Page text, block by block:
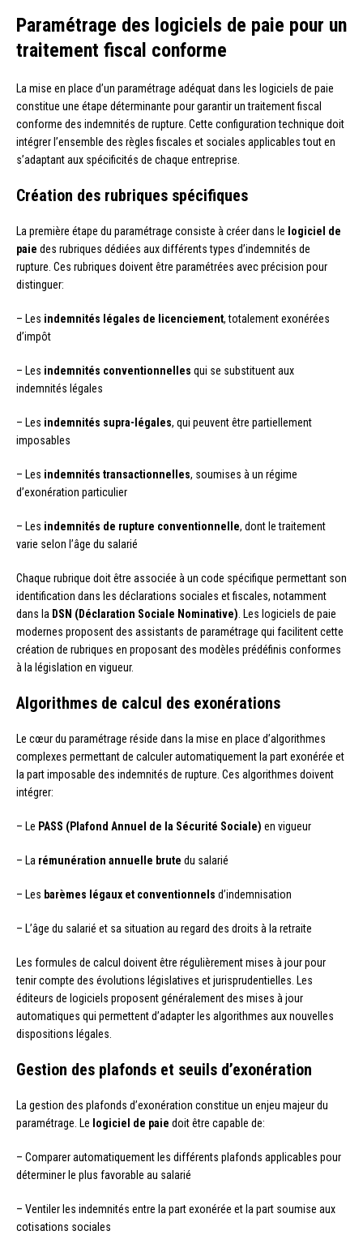
Paramétrage des logiciels de paie pour un
traitement fiscal conforme
La mise en place d’un paramétrage adéquat dans les logiciels de paie
constitue une étape déterminante pour garantir un traitement fiscal
conforme des indemnités de rupture. Cette configuration technique doit
intégrer l’ensemble des règles fiscales et sociales applicables tout en
s’adaptant aux spécificités de chaque entreprise.
Création des rubriques spécifiques
La première étape du paramétrage consiste à créer dans le logiciel de
paie des rubriques dédiées aux différents types d’indemnités de
rupture. Ces rubriques doivent être paramétrées avec précision pour
distinguer:
– Les indemnités légales de licenciement, totalement exonérées
d’impôt
– Les indemnités conventionnelles qui se substituent aux
indemnités légales
– Les indemnités supra-légales, qui peuvent être partiellement
imposables
– Les indemnités transactionnelles, soumises à un régime
d’exonération particulier
– Les indemnités de rupture conventionnelle, dont le traitement
varie selon l’âge du salarié
Chaque rubrique doit être associée à un code spécifique permettant son
identification dans les déclarations sociales et fiscales, notamment
dans la DSN (Déclaration Sociale Nominative) . Les logiciels de paie
modernes proposent des assistants de paramétrage qui facilitent cette
création de rubriques en proposant des modèles prédéfinis conformes
à la législation en vigueur.
Algorithmes de calcul des exonérations
Le cœur du paramétrage réside dans la mise en place d’algorithmes
complexes permettant de calculer automatiquement la part exonérée et
la part imposable des indemnités de rupture. Ces algorithmes doivent
intégrer:
– Le PASS (Plafond Annuel de la Sécurité Sociale) en vigueur
– La rémunération annuelle brute du salarié
– Les barèmes légaux et conventionnels d’indemnisation
– L’âge du salarié et sa situation au regard des droits à la retraite
Les formules de calcul doivent être régulièrement mises à jour pour
tenir compte des évolutions législatives et jurisprudentielles. Les
éditeurs de logiciels proposent généralement des mises à jour
automatiques qui permettent d’adapter les algorithmes aux nouvelles
dispositions légales.
Gestion des plafonds et seuils d’exonération
La gestion des plafonds d’exonération constitue un enjeu majeur du
paramétrage. Le logiciel de paie doit être capable de:
– Comparer automatiquement les différents plafonds applicables pour
déterminer le plus favorable au salarié
– Ventiler les indemnités entre la part exonérée et la part soumise aux
cotisations sociales